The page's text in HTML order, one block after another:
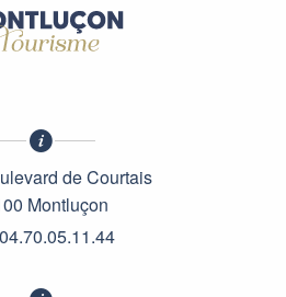
de Courtais
Montluçon